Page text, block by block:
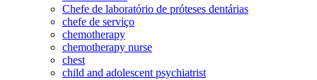
Chefe de laboratório de próteses dentárias
chefe de serviço
chemotherapy
chemotherapy nurse
chest
child and adolescent psychiatrist